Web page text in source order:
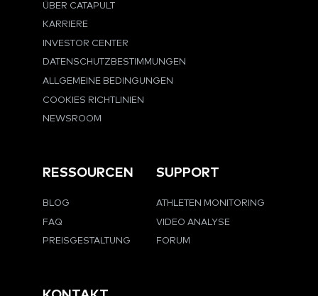
ÜBER CATAPULT
KARRIERE
INVESTOR CENTER
DATENSCHUTZBESTIMMUNGEN
ALLGEMEINE BEDINGUNGEN
COOKIES RICHTLINIEN
NEWSROOM
RESSOURCEN
BLOG
FAQ
PREISGESTALTUNG
SUPPORT
ATHLETEN MONITORING
VIDEO ANALYSE
FORUM